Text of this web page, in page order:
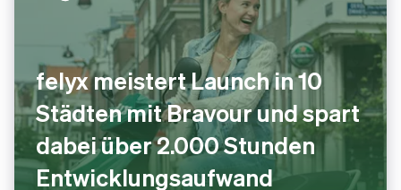
felyx meistert Launch in 10
Städten mit Bravour und spart
dabei über 2.000 Stunden
Entwicklungsaufwand